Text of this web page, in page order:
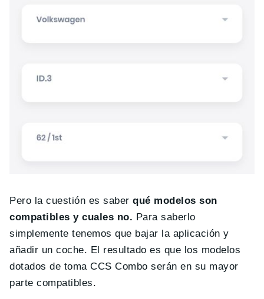
Pero la cuestión es saberqué modelos son
compatibles y cuales no. Para saberlo
simplemente tenemos que bajar la aplicación y
añadir un coche. El resultado es que los modelos
dotados de toma CCS Combo serán en su mayor
parte compatibles.